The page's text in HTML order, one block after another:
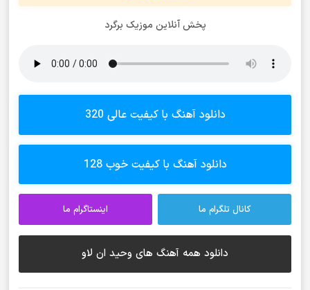
پخش آنلاین موزیک برگرد
دانلود آهنگ با کیفیت عالی 320
دانلود آهنگ با کیفیت خوب 128
کانال تلگرام ما اینستاگرام ما
دانلود همه آهنگ های وحید ان لاو